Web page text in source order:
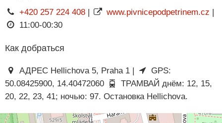
+420 257 224 408| www.pivnicepodpetrinem.cz |
11:00-00:30
Как добраться
АДРЕС Hellichova 5, Praha 1 |
GPS:
50.08425900, 14.40472060
ТРАМВАЙ днём: 12, 15,
20, 22, 23, 41; ночью: 97. Остановка Hellichova.